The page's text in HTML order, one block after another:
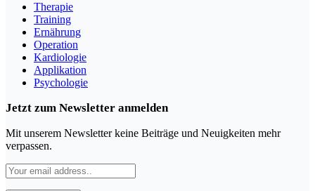
Therapie
Training
Ernährung
Operation
Kardiologie
Applikation
Psychologie
Jetzt zum Newsletter anmelden
Mit unserem Newsletter keine Beiträge und Neuigkeiten mehr
verpassen.